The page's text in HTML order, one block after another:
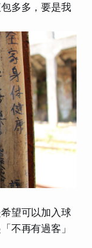
多多，要是我
望可以加入球
不再有過客」